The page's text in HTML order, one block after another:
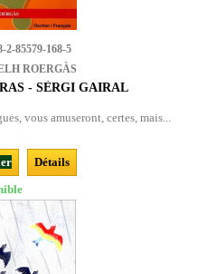
2-85579-168-5
ROERGÀS
- SÈRGI GAIRAL
vous amuseront, certes, mais...
Détails